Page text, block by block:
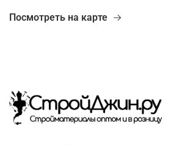
Посмотреть на карте